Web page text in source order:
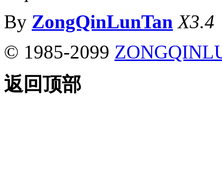
By ZongQinLunTan X3.4
© 1985-2099
返回顶部